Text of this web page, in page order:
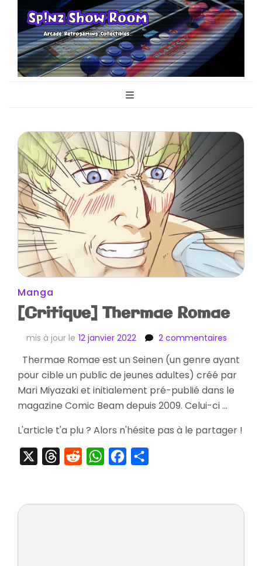
Sp!nz Show
Room
Manga
[Critique] Thermae Romae
mis à jour le 12 janvier 2022 2 commentaires
Romae
Thermae Romae est un Seinen (un genre ayant
pour cible un public de jeunes adultes) créé par
Mari Miyazaki et initialement pré-publié dans le
magazine Comic Beam depuis 2009. Celui-ci …
L'article t'a plu ? Alors n'hésite pas à le partager !
ThreadsRedditWhatsAppFacebook